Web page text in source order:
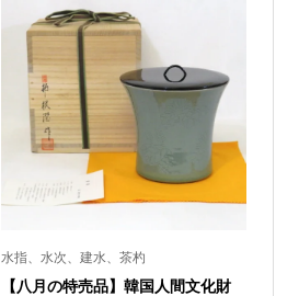
水指、水次、建水、茶杓
【八月の特売品】韓国人間文化財